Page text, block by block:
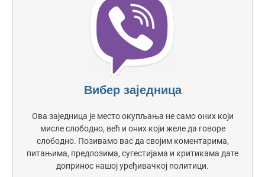
Вибер заједница
Ова заједница је место окупљања не само оних који
мисле слободно, већ и оних који желе да говоре
слободно. Позивамо вас да својим коментарима,
питањима, предлозима, сугестијама и критикама дате
допринос нашој уређивачкој политици.